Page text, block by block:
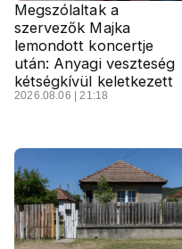
Megszólaltak a
szervezők Majka
lemondott koncertje
után: Anyagi veszteség
kétségkívül keletkezett
2026.08.06 | 21:18